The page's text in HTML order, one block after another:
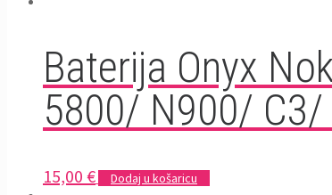
Baterija Onyx
5800/ N900/ C3/
15,00 € Dodaj u košaricu